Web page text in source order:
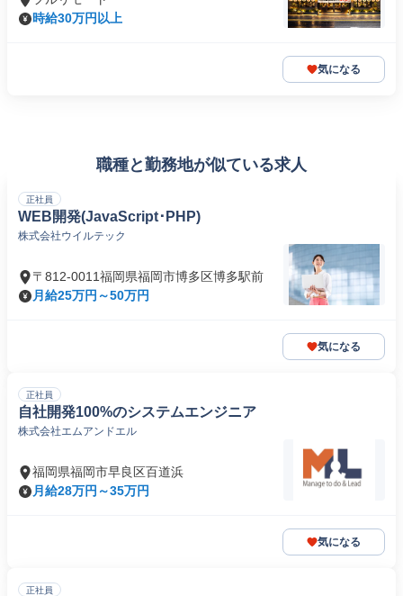
時給30万円以上
気になる
職種と勤務地が似ている求人
正社員
WEB開発(JavaScript･PHP)
株式会社ウイルテック
〒812-0011福岡県福岡市博多区博多駅前
月給25万円～50万円
気になる
正社員
自社開発100%のシステムエンジニア
株式会社エムアンドエル
福岡県福岡市早良区百道浜
月給28万円～35万円
気になる
正社員